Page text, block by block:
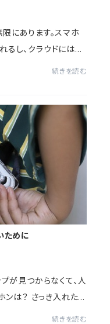
にあります。スマホ
し、クラウドには何
続きを読む
ために
が見つからなくて、人
ンは？ さっき入れた
続きを読む